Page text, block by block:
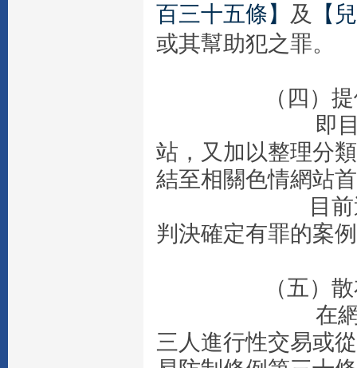
百三十五條】 及
【
或其幫助犯之罪。
（四）提供超
即目前網路上
站，又加以整理分
結至相關色情網站
目前這類提供
判決確定有
（五）散布
在網路上提供
三人進行性交易或